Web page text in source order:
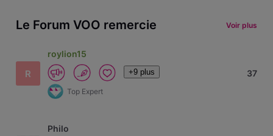
Le Forum VOO remercie Voir plus
R
roylion15
+9 plus
Top Expert
37
Philo